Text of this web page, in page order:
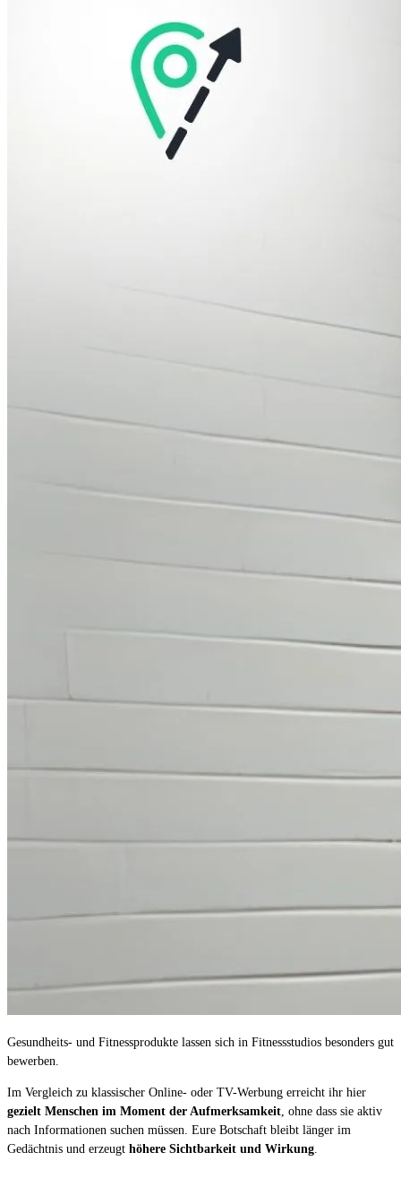
Gesundheits- und Fitnessprodukte lassen sich in Fitnessstudios besonders gut
bewerben.
Im Vergleich zu klassischer Online- oder TV-Werbung erreicht ihr hier
gezielt Menschen im Moment der Aufmerksamkeit, ohne dass sie aktiv
nach Informationen suchen müssen. Eure Botschaft bleibt länger im
Gedächtnis und erzeugt höhere Sichtbarkeit und Wirkung.